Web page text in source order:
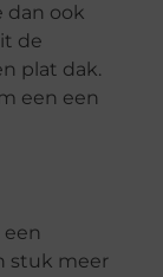
dan ook
de
plat dak.
een een
stuk meer